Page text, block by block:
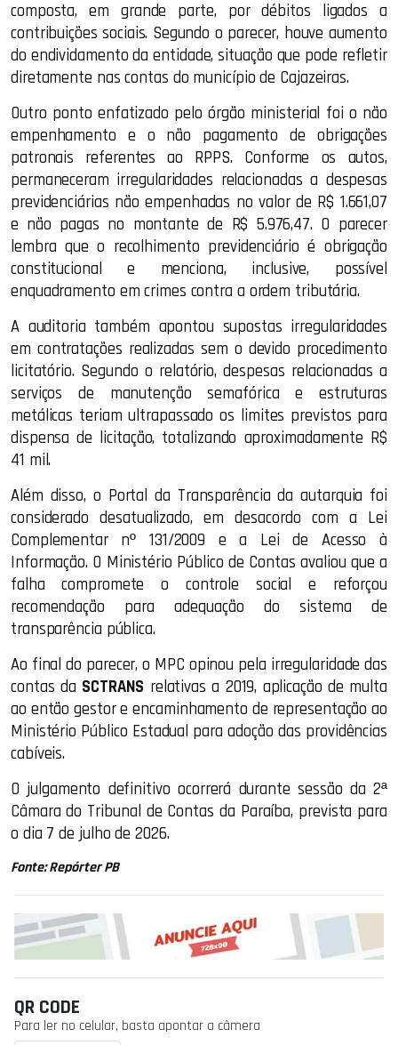
composta, em grande parte, por débitos ligados a
contribuições sociais. Segundo o parecer, houve aumento
do endividamento da entidade, situação que pode refletir
diretamente nas contas do município de Cajazeiras.
Outro ponto enfatizado pelo órgão ministerial foi o não
empenhamento e o não pagamento de obrigações
patronais referentes ao RPPS. Conforme os autos,
permaneceram irregularidades relacionadas a despesas
previdenciárias não empenhadas no valor de R$ 1.661,07
e não pagas no montante de R$ 5.976,47. O parecer
lembra que o recolhimento previdenciário é obrigação
constitucional e menciona, inclusive, possível
enquadramento em crimes contra a ordem tributária.
A auditoria também apontou supostas irregularidades
em contratações realizadas sem o devido procedimento
licitatório. Segundo o relatório, despesas relacionadas a
serviços de manutenção semafórica e estruturas
metálicas teriam ultrapassado os limites previstos para
dispensa de licitação, totalizando aproximadamente R$
41 mil.
Além disso, o Portal da Transparência da autarquia foi
considerado desatualizado, em desacordo com a Lei
Complementar nº 131/2009 e a Lei de Acesso à
Informação. O Ministério Público de Contas avaliou que a
falha compromete o controle social e reforçou
recomendação para adequação do sistema de
transparência pública.
Ao final do parecer, o MPC opinou pela irregularidade das
contas da SCTRANS relativas a 2019, aplicação de multa
ao então gestor e encaminhamento de representação ao
Ministério Público Estadual para adoção das providências
cabíveis.
O julgamento definitivo ocorrerá durante sessão da 2ª
Câmara do Tribunal de Contas da Paraíba, prevista para
o dia 7 de julho de 2026.
Fonte: Repórter PB
QR CODE
Para ler no celular, basta apontar a câmera